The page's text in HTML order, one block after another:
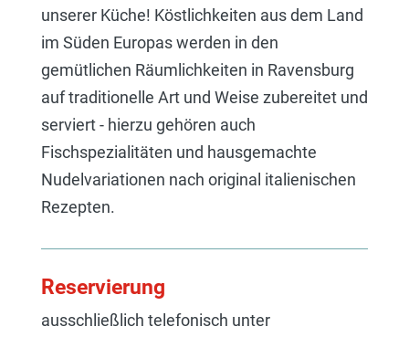
unserer Küche! Köstlichkeiten aus dem Land
im Süden Europas werden in den
gemütlichen Räumlichkeiten in Ravensburg
auf traditionelle Art und Weise zubereitet und
serviert - hierzu gehören auch
Fischspezialitäten und hausgemachte
Nudelvariationen nach original italienischen
Rezepten.
Reservierung
ausschließlich telefonisch unter